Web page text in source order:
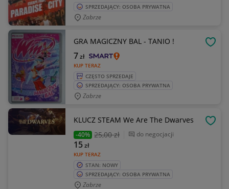
SPRZEDAJĄCY: OSOBA PRYWATNA
Zabrze
GRA MAGICZNY BAL - TANIO !
KUP TERAZ
7zł
CZĘSTO SPRZEDAJE
SPRZEDAJĄCY: OSOBA PRYWATNA
Zabrze
KLUCZ STEAM We Are The Dwarves
-40% 25,00 zł do negocjacji
KUP TERAZ
15zł
STAN: NOWY
SPRZEDAJĄCY: OSOBA PRYWATNA
Zabrze